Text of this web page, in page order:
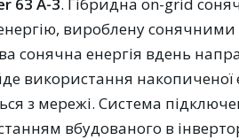
63 A-3. Гібридна on-grid
вироблену
сонячна енергія вдень
використання накопиченої
з мережі. Система
вбудованого в